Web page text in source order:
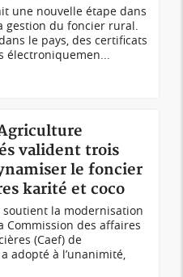
une nouvelle étape dans
gestion du foncier rural.
le pays, des certificats
électroniquemen...
valident trois
le foncier
karité et coco
soutient la modernisation
Commission des affaires
(Caef) de
adopté à l’unanimité,